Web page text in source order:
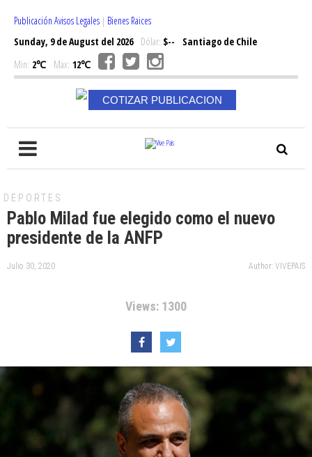
Publicación Avisos Legales | Bienes Raices
Sunday, 9 de August del 2026Dólar: $--
Santiago de Chile
Min: 2℃ Max: 12℃
COTIZAR PUBLICACION
DEPORTES
Pablo Milad fue elegido como el nuevo
presidente de la ANFP
Julio 30, 2020 Author: VIVEPAIS
Views: 1300